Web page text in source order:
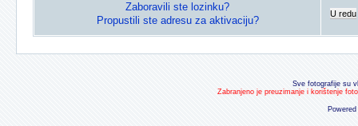
Zaboravili ste lozinku?
Propustili ste adresu za aktivaciju?
U redu
Sve fotografije su
Zabranjeno je preuzimanje i korištenje